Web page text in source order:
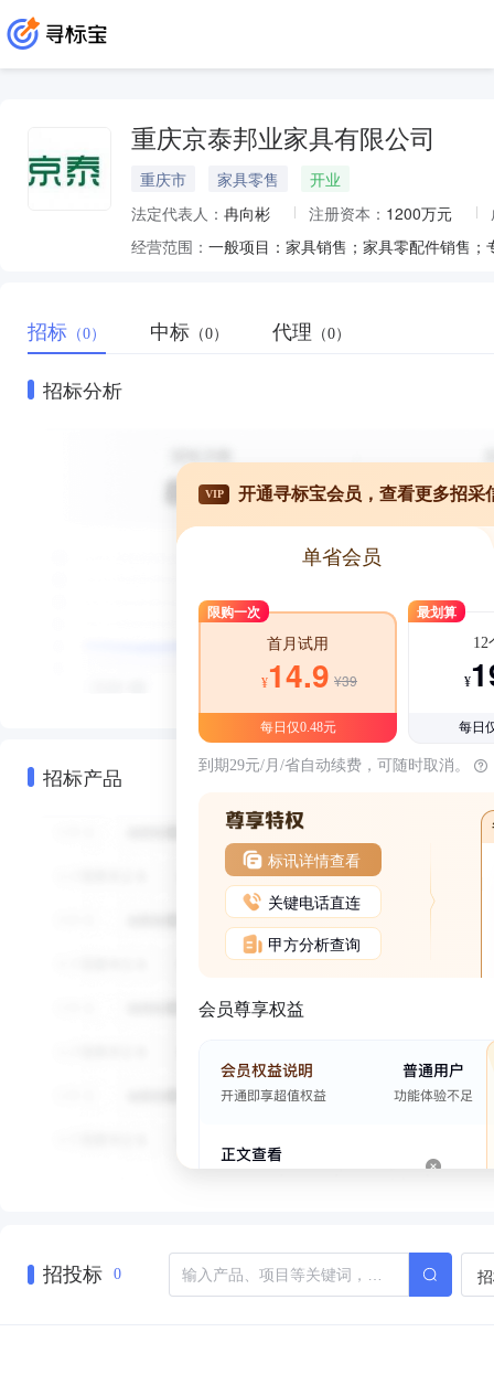
重庆京泰邦业家具有限公司
重庆市 家具零售
开业
法定代表人： 冉向彬 注册资本： 1200万元
经营范围：
招标 （0） 中标 （0） 代理 （0）
招标分析
招标产品
VIP 开通寻标宝会员，查看更多招采
单省会员
限购一次
首月试用
¥14.9 ¥39
每日仅0.48元
最划算
12
¥
每日
到期29元/月/省自动续费，可随时取消。
标讯详情查看
关键电话直连
甲方分析查询
会员尊享权益
招投标 0